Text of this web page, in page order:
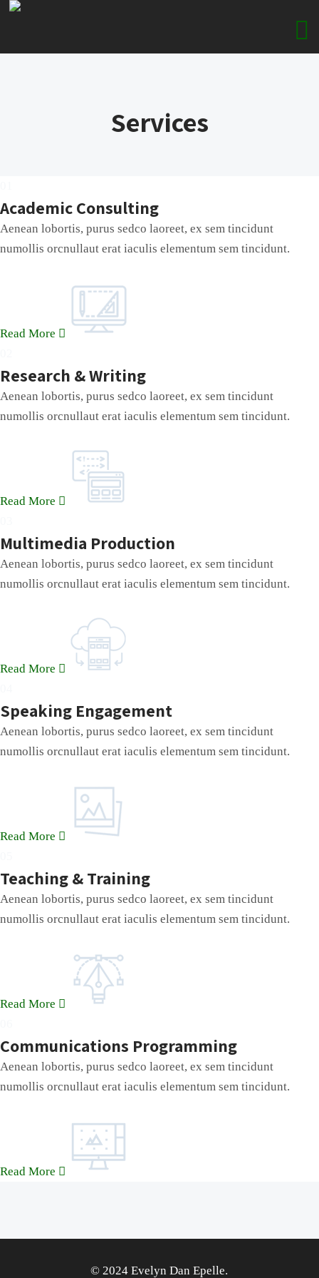
Services
Academic Consulting
Aenean lobortis, purus sedco laoreet, ex sem tincidunt
numollis orcnullaut erat iaculis elementum sem tincidunt.
Read More
Research & Writing
Aenean lobortis, purus sedco laoreet, ex sem tincidunt
numollis orcnullaut erat iaculis elementum sem tincidunt.
Read More
Multimedia Production
Aenean lobortis, purus sedco laoreet, ex sem tincidunt
numollis orcnullaut erat iaculis elementum sem tincidunt.
Read More
Speaking Engagement
Aenean lobortis, purus sedco laoreet, ex sem tincidunt
numollis orcnullaut erat iaculis elementum sem tincidunt.
Read More
Teaching & Training
Aenean lobortis, purus sedco laoreet, ex sem tincidunt
numollis orcnullaut erat iaculis elementum sem tincidunt.
Read More
Communications Programming
Aenean lobortis, purus sedco laoreet, ex sem tincidunt
numollis orcnullaut erat iaculis elementum sem tincidunt.
Read More
© 2024 Evelyn Dan Epelle.